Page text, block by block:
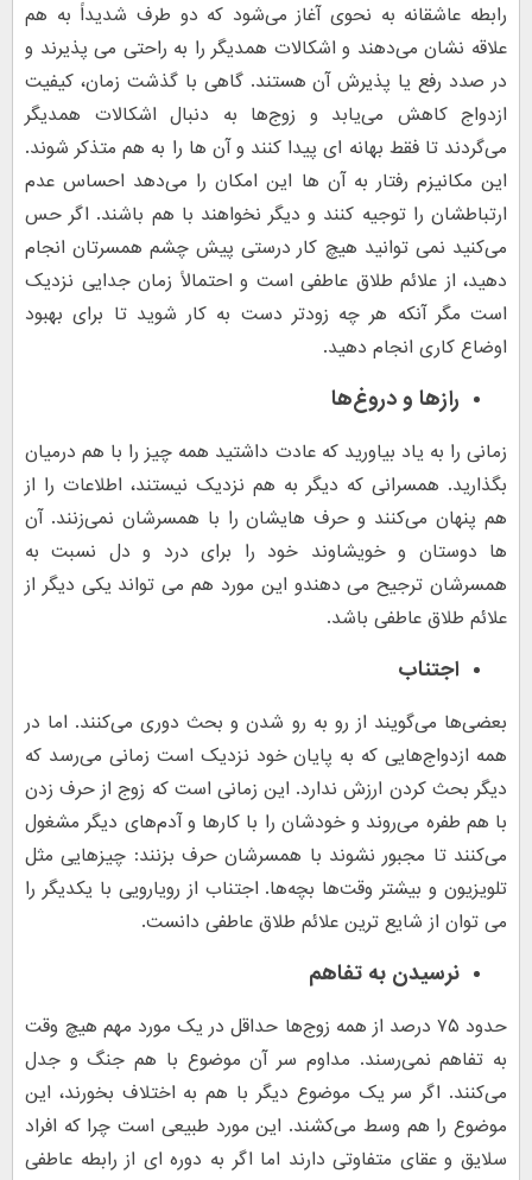
رابطه عاشقانه به نحوی آغاز می‌شود که دو طرف شدیداً به هم
علاقه نشان می‌دهند و اشکالات همدیگر را به‌ راحتی می‌ پذیرند و
در صدد رفع یا پذیرش آن هستند. گاهی با گذشت زمان، کیفیت
ازدواج کاهش می‌یابد و زوج‌ها به دنبال اشکالات همدیگر
می‌گردند تا فقط بهانه ای پیدا کنند و آن ها را به هم متذکر شوند.
این مکانیزم رفتار به آن ها این امکان را می‌دهد احساس عدم
ارتباطشان را توجیه کنند و دیگر نخواهند با هم باشند. اگر حس
می‌کنید نمی توانید هیچ کار درستی پیش چشم همسرتان انجام
دهید، از علائم طلاق عاطفی است و احتمالاً زمان جدایی نزدیک
است مگر آنکه هر چه زودتر دست به کار شوید تا برای بهبود
اوضاع کاری انجام دهید.
رازها و دروغ‌ها
زمانی را به یاد بیاورید که عادت داشتید همه چیز را با هم درمیان
بگذارید. همسرانی که دیگر به هم نزدیک نیستند، اطلاعات را از
هم پنهان می‌کنند و حرف هایشان را با همسرشان نمی‌زنند. آن
ها دوستان و خویشاوند خود را برای درد و دل نسبت به
همسرشان ترجیح می دهندو این مورد هم می تواند یکی دیگر از
علائم طلاق عاطفی باشد.
اجتناب
بعضی‌ها می‌گویند از رو به‌ رو شدن و بحث دوری می‌کنند. اما در
همه ازدواج‌هایی که به پایان خود نزدیک است زمانی می‌رسد که
دیگر بحث کردن ارزش ندارد. این زمانی است که زوج از حرف زدن
با هم طفره می‌روند و خودشان را با کارها و آدم‌های دیگر مشغول
می‌کنند تا مجبور نشوند با همسرشان حرف بزنند: چیزهایی مثل
تلویزیون و بیشتر وقت‌ها بچه‌ها. اجتناب از رویارویی با یکدیگر را
می توان از شایع ترین علائم طلاق عاطفی دانست.
نرسیدن به تفاهم
حدود ۷۵ درصد از همه زوج‌ها حداقل در یک مورد مهم هیچ‌ وقت
به تفاهم نمی‌رسند. مداوم سر آن موضوع با هم جنگ و جدل
می‌کنند. اگر سر یک موضوع دیگر با هم به اختلاف بخورند، این
موضوع را هم وسط می‌کشند. این مورد طبیعی است چرا که افراد
سلایق و عقای متفاوتی دارند اما اگر به دوره ای از رابطه عاطفی